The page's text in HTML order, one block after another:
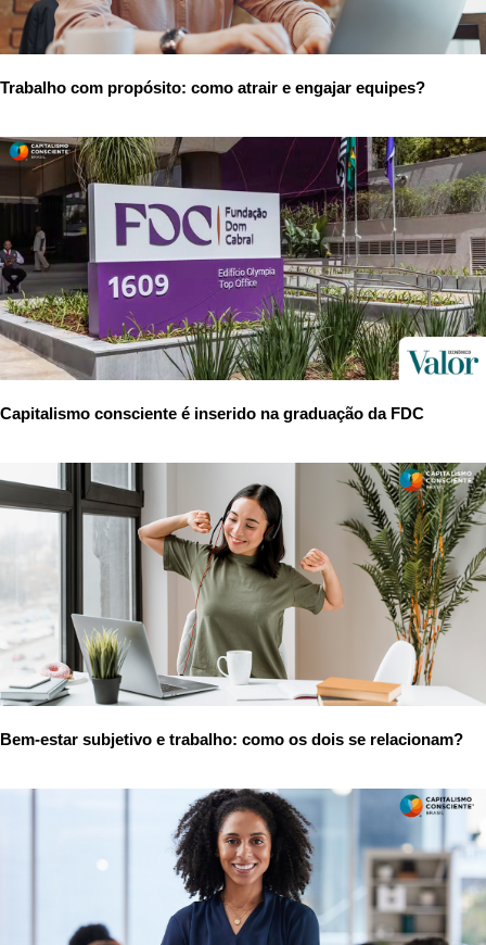
Trabalho com propósito: como atrair e engajar equipes?
Capitalismo consciente é inserido na graduação da FDC
Bem-estar subjetivo e trabalho: como os dois se relacionam?